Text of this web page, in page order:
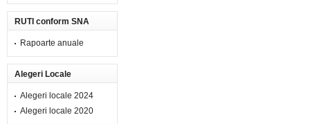
RUTI conform SNA
Rapoarte anuale
Alegeri Locale
Alegeri locale 2024
Alegeri locale 2020